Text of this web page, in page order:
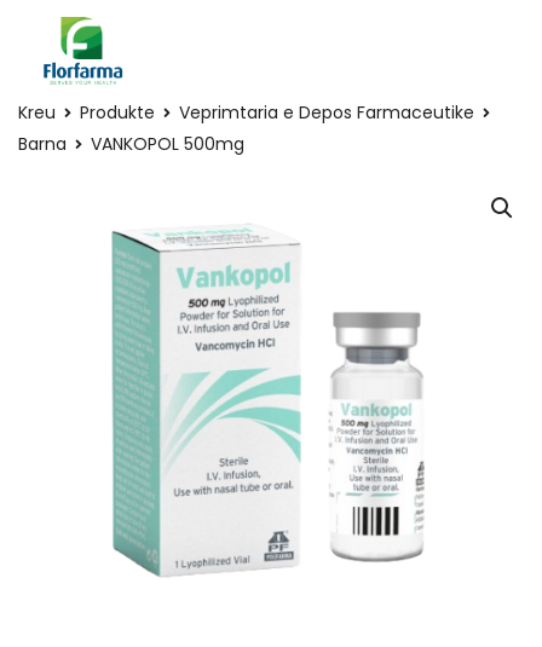
Kreu Produkte
Veprimtaria e Depos Farmaceutike
Barna
VANKOPOL 500mg